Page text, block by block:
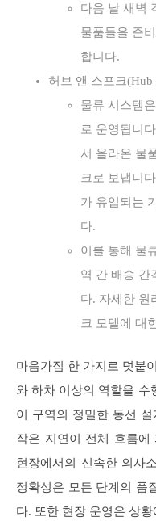
다음 날 새벽
물품들을 준
합니다.
허브 앤 스포크
물류 시스템
로 운영됩니
서 올라온 물
크로 보냅니
가 유입되는
다.
이를 통해 물
역 간 배송 간
다. 자세한 원
크 모델에 대
마음가짐 한 가지로 덧붙
와 하차 이상의 역할을 수
이 구역의 정밀한 동선
작은 지연이 전체 흐름에
현장에서의 신속한 의사
정확성은 모든 단계의 품
다. 또한 현장 운영은 상